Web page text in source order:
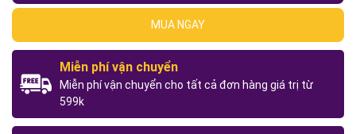
MUA NGAY
Miễn phí vận chuyển
Miễn phí vận chuyển cho tất cả đơn hàng giá trị từ
599k